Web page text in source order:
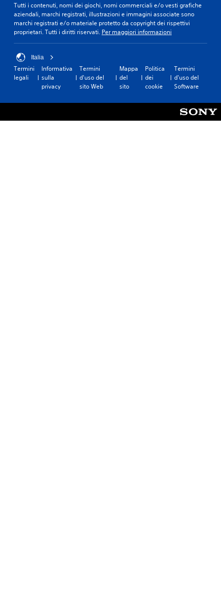
Tutti i contenuti, nomi dei giochi, nomi commerciali e/o vesti grafiche
aziendali, marchi registrati, illustrazioni e immagini associate sono
marchi registrati e/o materiale protetto da copyright dei rispettivi
proprietari. Tutti i diritti riservati. Per maggiori informazioni
Italia
Termini
legali
Informativa
sulla
privacy
Termini
d'uso del
sito Web
Mappa
del
sito
Politica
dei
cookie
Termini
d'uso del
Software